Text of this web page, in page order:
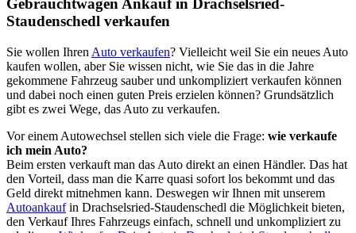
Gebrauchtwagen Ankauf in Drachselsried-
Staudenschedl verkaufen
Sie wollen Ihren Auto verkaufen? Vielleicht weil Sie ein neues Auto
kaufen wollen, aber Sie wissen nicht, wie Sie das in die Jahre
gekommene Fahrzeug sauber und unkompliziert verkaufen können
und dabei noch einen guten Preis erzielen können? Grundsätzlich
gibt es zwei Wege, das Auto zu verkaufen.
Vor einem Autowechsel stellen sich viele die Frage: wie verkaufe
ich mein Auto?
Beim ersten verkauft man das Auto direkt an einen Händler. Das hat
den Vorteil, dass man die Karre quasi sofort los bekommt und das
Geld direkt mitnehmen kann. Deswegen wir Ihnen mit unserem
Autoankaufin Drachselsried-Staudenschedl die Möglichkeit bieten,
den Verkauf Ihres Fahrzeugs einfach, schnell und unkompliziert zu